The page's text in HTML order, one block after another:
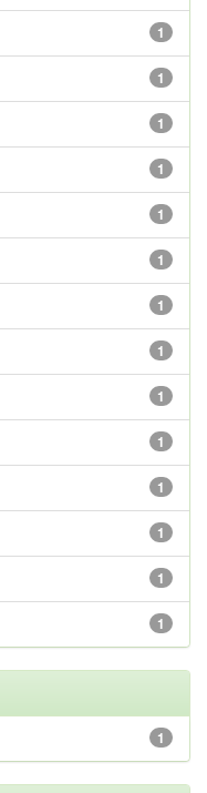
1
1
1
1
1
1
1
1
1
1
1
1
1
1
1